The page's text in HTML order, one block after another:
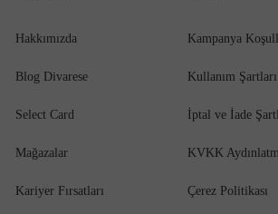
Babet
Terlik
Hakkımızda
Blog Divarese
Select Card
Mağazalar
Kariyer Fırsatları
Kampanya
Kullanım Şartları
İptal ve İade
KVKK
Çerez Politikası